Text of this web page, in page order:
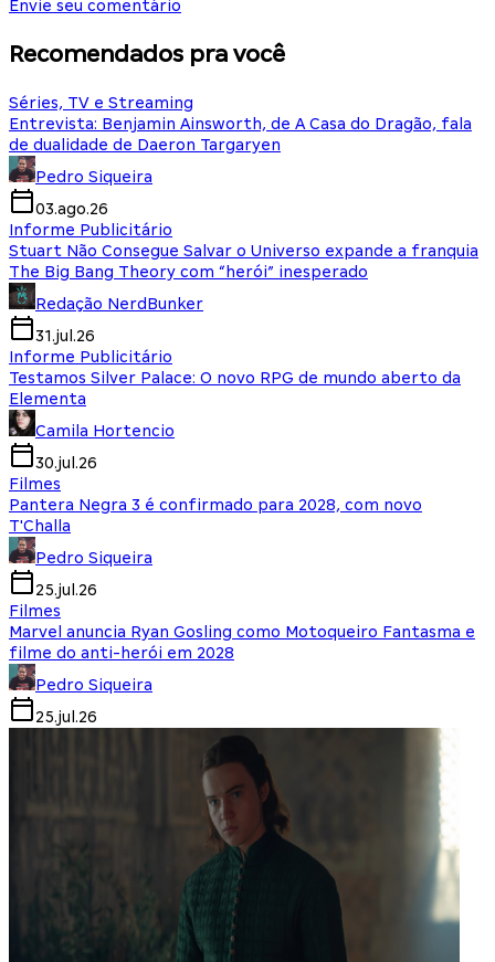
Envie seu comentário
Recomendados pra você
Séries, TV e Streaming
Entrevista: Benjamin Ainsworth, de A Casa do Dragão, fala
de dualidade de Daeron Targaryen
Pedro Siqueira
03.ago.26
Informe Publicitário
Stuart Não Consegue Salvar o Universo expande a franquia
The Big Bang Theory com “herói” inesperado
Redação NerdBunker
31.jul.26
Informe Publicitário
Testamos Silver Palace: O novo RPG de mundo aberto da
Elementa
Camila Hortencio
30.jul.26
Filmes
Pantera Negra 3 é confirmado para 2028, com novo
T'Challa
Pedro Siqueira
25.jul.26
Filmes
Marvel anuncia Ryan Gosling como Motoqueiro Fantasma e
filme do anti-herói em 2028
Pedro Siqueira
25.jul.26